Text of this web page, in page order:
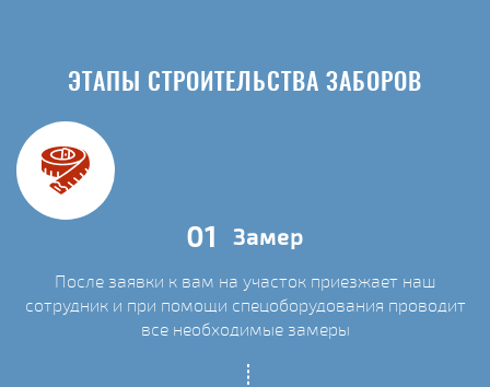
ЭТАПЫ СТРОИТЕЛЬСТВА ЗАБОРОВ
01 Замер
После заявки к вам на участок приезжает наш
сотрудник и при помощи спецоборудования проводит
все необходимые замеры